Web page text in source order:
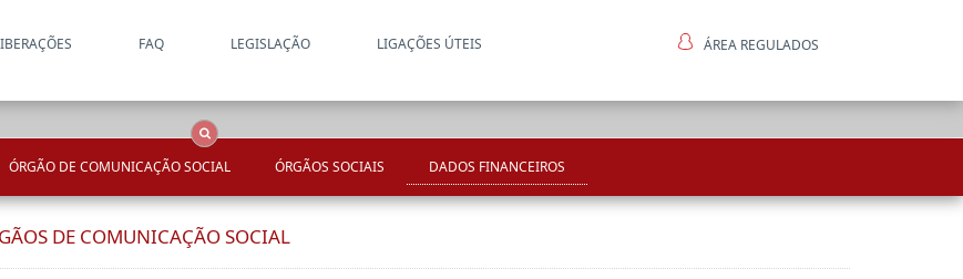
FAQ LEGISLAÇÃO LIGAÇÕES ÚTEIS ÁREA REGULADOS
ÓRGÃO DE COMUNICAÇÃO SOCIAL ÓRGÃOS SOCIAIS DADOS FINANCEIROS
DE COMUNICAÇÃO SOCIAL